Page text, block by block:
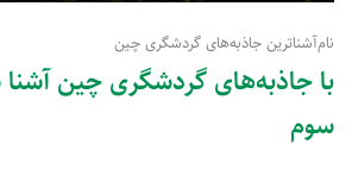
نام‌آشناترین جاذبه‌های گردشگری چین
با جاذبه‌های گردشگری چین
سوم